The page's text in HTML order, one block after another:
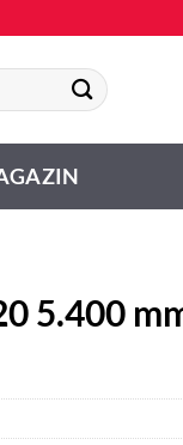
5.400